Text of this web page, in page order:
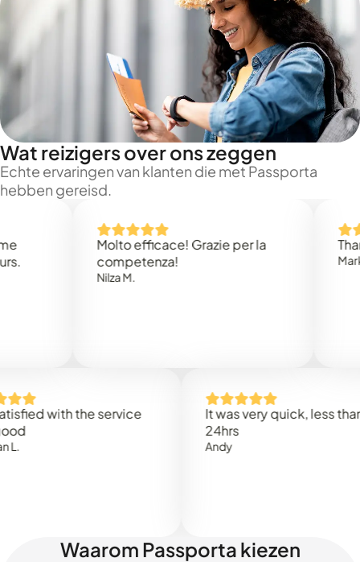
Wat reizigers over ons zeggen
Echte ervaringen van klanten die met Passporta
hebben gereisd.
Molto efficace! Grazie per la
competenza!
Thank
Mark N.
with the service
It was very quick, less than
Waarom Passporta kiezen